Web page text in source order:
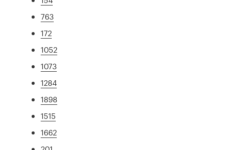
763
172
1052
1073
1284
1898
1515
1662